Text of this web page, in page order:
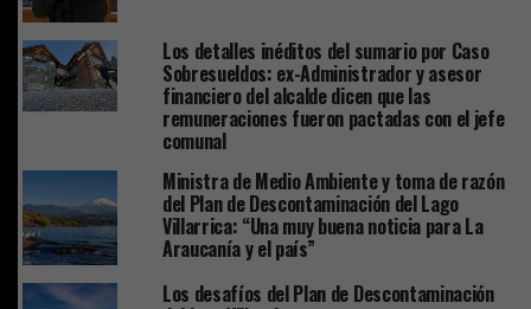
Los detalles inéditos del sumario por Caso
Sobresueldos: ex-Administrador y asesor
financiero del alcalde dicen que las
remuneraciones fueron pactadas con el jefe
comunal
Ministra de Medio Ambiente y toma de razón
del Plan de Descontaminación del Lago
Villarrica: “Una muy buena noticia para La
Araucanía y el país”
Los desafíos del Plan de Descontaminación